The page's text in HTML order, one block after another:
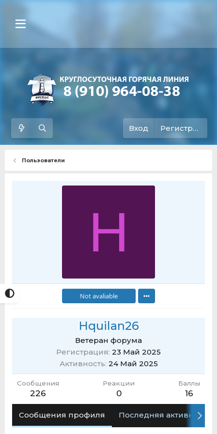
Вход Регистрация
Пользователи
H
Not avaliable
Hquilan26
Ветеран форума
Регистрация 23 Май 2025
Активность 24 Май 2025
Сообщения
226
Реакции
0
Баллы
16
Сообщения профиля Последняя активность